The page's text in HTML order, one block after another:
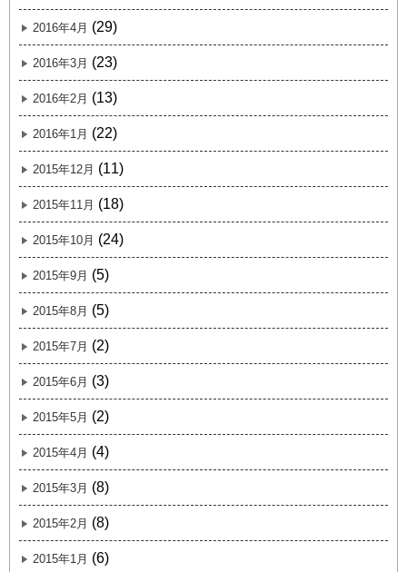
2016年4月 (29)
2016年3月 (23)
2016年2月 (13)
2016年1月 (22)
2015年12月 (11)
2015年11月 (18)
2015年10月 (24)
2015年9月 (5)
2015年8月 (5)
2015年7月 (2)
2015年6月 (3)
2015年5月 (2)
2015年4月 (4)
2015年3月 (8)
2015年2月 (8)
2015年1月 (6)